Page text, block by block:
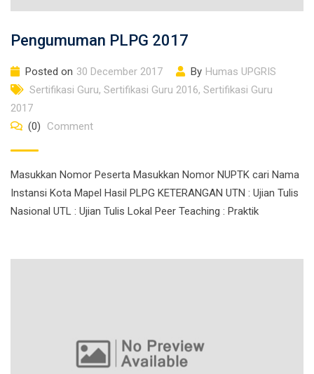
Pengumuman PLPG 2017
Posted on 30 December 2017 By Humas UPGRIS
Sertifikasi Guru, Sertifikasi Guru 2016, Sertifikasi Guru
2017
(0)
Comment
Masukkan Nomor Peserta Masukkan Nomor NUPTK cari Nama
Instansi Kota Mapel Hasil PLPG KETERANGAN UTN : Ujian Tulis
Nasional UTL : Ujian Tulis Lokal Peer Teaching : Praktik